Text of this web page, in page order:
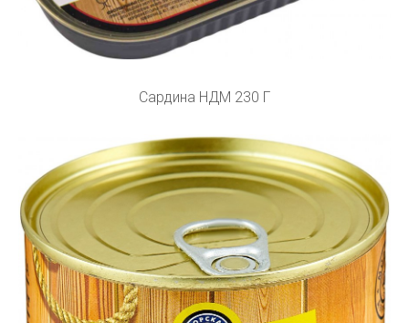
Сардина НДМ 230 Г